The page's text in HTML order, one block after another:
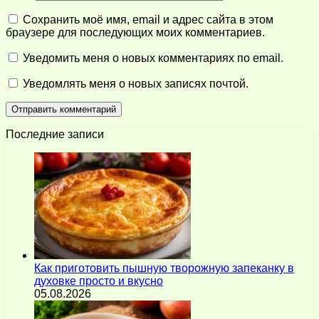
Сохранить моё имя, email и адрес сайта в этом
браузере для последующих моих комментариев.
Уведомить меня о новых комментариях по email.
Уведомлять меня о новых записях почтой.
Последние записи
Как приготовить пышную творожную запеканку в
духовке просто и вкусно
05.08.2026